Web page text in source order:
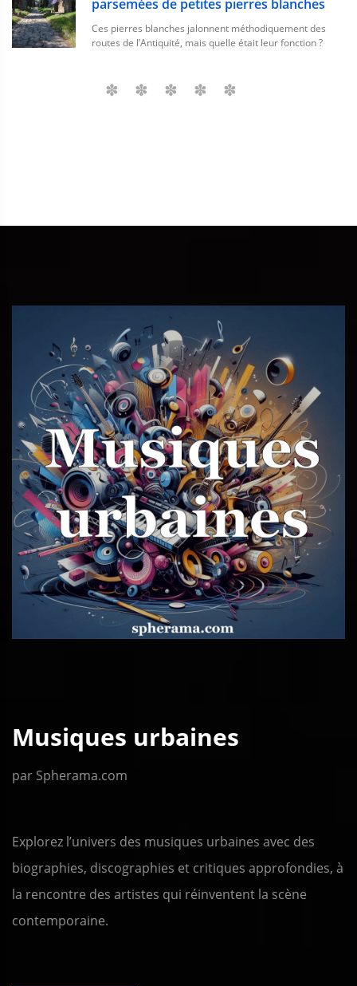
parsemées de petites pierres blanches
Ces pierres blanches jalonnent méthodiquement des
routes de l’Antiquité, mais quelle était leur fonction ?
Musiques urbaines
par Spherama.com
Explorez l’univers des musiques urbaines avec des
biographies, discographies et critiques approfondies, à
la rencontre des artistes qui réinventent la scène
contemporaine.